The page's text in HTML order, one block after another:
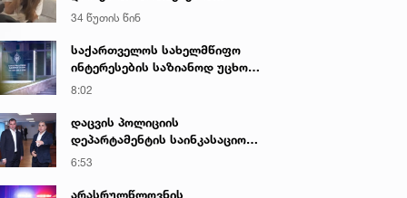
იზოლატორში გადაიყვანეს
34 წუთის წინ
საქართველოს სახელმწიფო
ინტერესების საზიანოდ უცხო
ქვეყნიდან მართულ და
დისკრედიტაციულ კამპანიასთან
დაკავშირებით საბოტაჟის
8:02
დაცვის პოლიციის
დეპარტამენტის საინკასაციო
მომსახურების ხარისხის
უსაფრთხოების გაძლიერების
6:53
არასრულწლოვნის